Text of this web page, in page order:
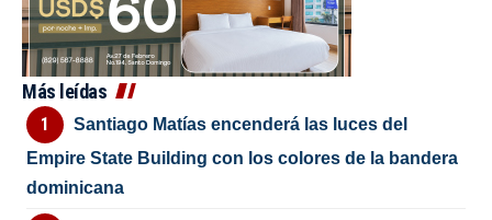
Más leídas
Santiago Matías encenderá las luces del
Empire State Building con los colores de la bandera
dominicana